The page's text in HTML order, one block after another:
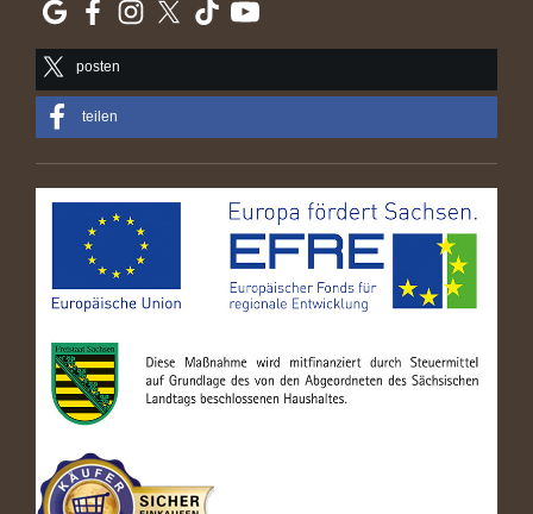
posten
teilen